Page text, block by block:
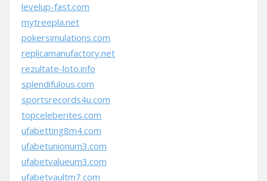
levelup-fast.com
mytreepla.net
pokersimulations.com
replicamanufactory.net
rezultate-loto.info
splendifulous.com
sportsrecords4u.com
topceleberites.com
ufabetting8m4.com
ufabetunionum3.com
ufabetvalueum3.com
ufabetvaultm7.com